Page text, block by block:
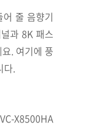
줄 음향기
과 8K 패스
. 여기에 풍
다.
X8500HA